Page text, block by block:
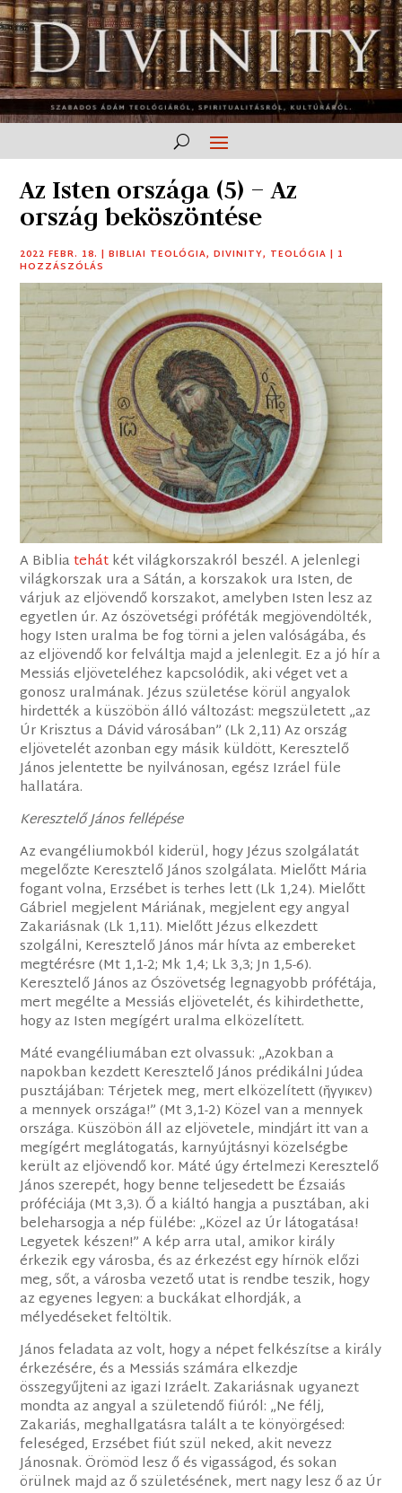
Az Isten országa (5) – Az
ország beköszöntése
2022 FEBR. 18. |BIBLIAI TEOLÓGIA,DIVINITY, TEOLÓGIA | 1
HOZZÁSZÓLÁS
A Bibliatehátkét világkorszakról beszél. A jelenlegi
világkorszak ura a Sátán, a korszakok ura Isten, de
várjuk az eljövendő korszakot, amelyben Isten lesz az
egyetlen úr. Az ószövetségi próféták megjövendölték,
hogy Isten uralma be fog törni a jelen valóságába, és
az eljövendő kor felváltja majd a jelenlegit. Ez a jó hír a
Messiás eljöveteléhez kapcsolódik, aki véget vet a
gonosz uralmának. Jézus születése körül angyalok
hirdették a küszöbön álló változást: megszületett „az
Úr Krisztus a Dávid városában” (Lk 2,11) Az ország
eljövetelét azonban egy másik küldött, Keresztelő
János jelentette be nyilvánosan, egész Izráel füle
hallatára.
Keresztelő János fellépése
Az evangéliumokból kiderül, hogy Jézus szolgálatát
megelőzte Keresztelő János szolgálata. Mielőtt Mária
fogant volna, Erzsébet is terhes lett (Lk 1,24). Mielőtt
Gábriel megjelent Máriának, megjelent egy angyal
Zakariásnak (Lk 1,11). Mielőtt Jézus elkezdett
szolgálni, Keresztelő János már hívta az embereket
megtérésre (Mt 1,1-2; Mk 1,4; Lk 3,3; Jn 1,5-6).
Keresztelő János az Ószövetség legnagyobb prófétája,
mert megélte a Messiás eljövetelét, és kihirdethette,
hogy az Isten megígért uralma elközelített.
Máté evangéliumában ezt olvassuk: „Azokban a
napokban kezdett Keresztelő János prédikálni Júdea
pusztájában: Térjetek meg, mert elközelített (ἤγγικεν)
a mennyek országa!” (Mt 3,1-2) Közel van a mennyek
országa. Küszöbön áll az eljövetele, mindjárt itt van a
megígért meglátogatás, karnyújtásnyi közelségbe
került az eljövendő kor. Máté úgy értelmezi Keresztelő
János szerepét, hogy benne teljesedett be Ézsaiás
próféciája (Mt 3,3). Ő a kiáltó hangja a pusztában, aki
beleharsogja a nép fülébe: „Közel az Úr látogatása!
Legyetek készen!” A kép arra utal, amikor király
érkezik egy városba, és az érkezést egy hírnök előzi
meg, sőt, a városba vezető utat is rendbe teszik, hogy
az egyenes legyen: a buckákat elhordják, a
mélyedéseket feltöltik.
János feladata az volt, hogy a népet felkészítse a király
érkezésére, és a Messiás számára elkezdje
összegyűjteni az igazi Izráelt. Zakariásnak ugyanezt
mondta az angyal a születendő fiúról: „Ne félj,
Zakariás, meghallgatásra talált a te könyörgésed:
feleséged, Erzsébet fiút szül neked, akit nevezz
Jánosnak. Örömöd lesz ő és vigasságod, és sokan
örülnek majd az ő születésének, mert nagy lesz ő az Úr